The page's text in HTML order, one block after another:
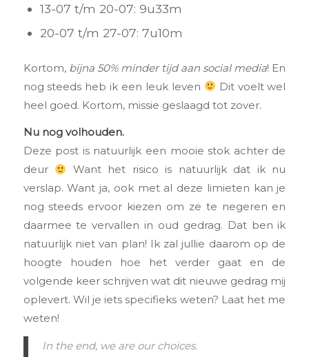
13-07 t/m 20-07: 9u33m
20-07 t/m 27-07: 7u10m
Kortom, bijna 50% minder tijd aan social media! En
nog steeds heb ik een leuk leven
Dit voelt wel
heel goed. Kortom, missie geslaagd tot zover.
Nu nog volhouden.
Deze post is natuurlijk een mooie stok achter de
deur
Want het risico is natuurlijk dat ik nu
verslap. Want ja, ook met al deze limieten kan je
nog steeds ervoor kiezen om ze te negeren en
daarmee te vervallen in oud gedrag. Dat ben ik
natuurlijk niet van plan! Ik zal jullie daarom op de
hoogte houden hoe het verder gaat en de
volgende keer schrijven wat dit nieuwe gedrag mij
oplevert. Wil je iets specifieks weten? Laat het me
weten!
In the end, we are our choices.